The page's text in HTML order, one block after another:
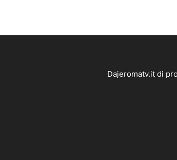
Dajeromatv.it di